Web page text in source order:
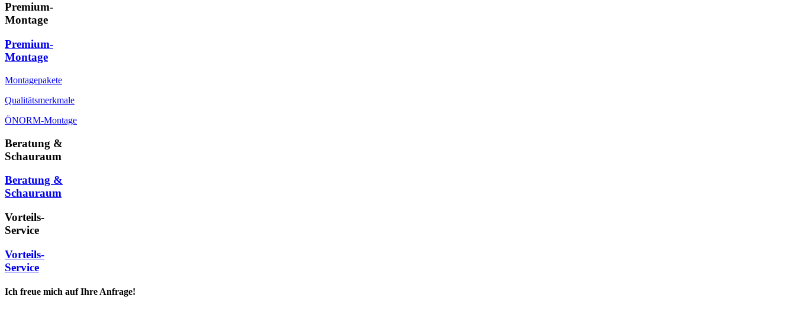
Premium-
Montage
Premium-
Montage
Montagepakete
Qualitätsmerkmale
ÖNORM-Montage
Beratung &
Schauraum
Beratung &
Schauraum
Vorteils-
Service
Vorteils-
Service
Ich freue mich auf Ihre Anfrage!